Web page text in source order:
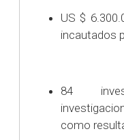
US $
incautados
84
como